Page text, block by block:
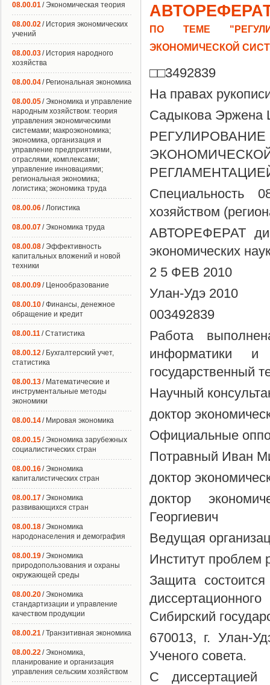
ПО ТЕМЕ
ЭКОНОМИЧЕСКОЙ
□□3492839
На правах
Садыкова Эржена
Специальность
хозяйством
АВТОРЕФЕРАТ
экономических
2 5 ФЕВ 2010
Улан-Удэ 2010
003492839
Работа
информатики и
государственный
Научный
доктор
Официальные
Потравный Иван
доктор
доктор
Георгиевич
Ведущая
Институт проблем
Защита
Сибирский
670013, г. Улан-
Ученого совета.
С
08.00.01/ Экономическая теория
08.00.02/ История экономических
учений
08.00.03/ История народного
хозяйства
08.00.04/ Региональная экономика
08.00.05/ Экономика и управление
народным хозяйством: теория
управления экономическими
системами; макроэкономика;
экономика, организация и
управление предприятиями,
отраслями, комплексами;
управление инновациями;
региональная экономика;
логистика; экономика труда
08.00.06/ Логистика
08.00.07/ Экономика труда
08.00.08/ Эффективность
капитальных вложений и новой
техники
08.00.09/ Ценообразование
08.00.10/ Финансы, денежное
обращение и кредит
08.00.11/ Статистика
08.00.12/ Бухгалтерский учет,
статистика
08.00.13/ Математические и
инструментальные методы
экономики
08.00.14/ Мировая экономика
08.00.15/ Экономика зарубежных
социалистических стран
08.00.16/ Экономика
капиталистических стран
08.00.17/ Экономика
развивающихся стран
08.00.18/ Экономика
народонаселения и демография
08.00.19/ Экономика
природопользования и охраны
окружающей среды
08.00.20/ Экономика
стандартизации и управление
качеством продукции
08.00.21/ Транзитивная экономика
08.00.22/ Экономика,
планирование и организация
управления сельским хозяйством